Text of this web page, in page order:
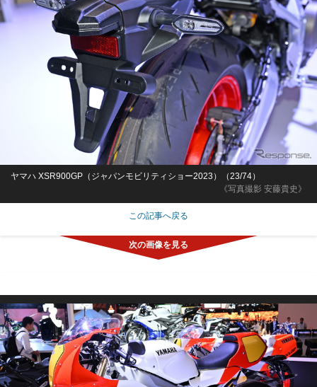
《写真撮影 安藤貴史》
ヤマハ XSR900GP（ジャパンモビリティショー2023）（23/74）
この記事へ戻る